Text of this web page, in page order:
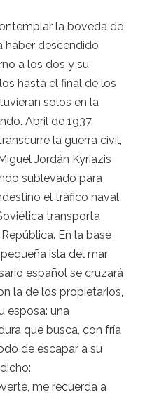
la bóveda de
haber descendido
a los dos y su
hasta el final de los
solos en la
Abril de 1937.
la guerra civil,
Jordán Kyriazis
sublevado para
el tráfico naval
transporta
En la base
isla del mar
español se cruzará
la de los propietarios,
esposa: una
que busca, con fría
de escapar a su
me recuerda a